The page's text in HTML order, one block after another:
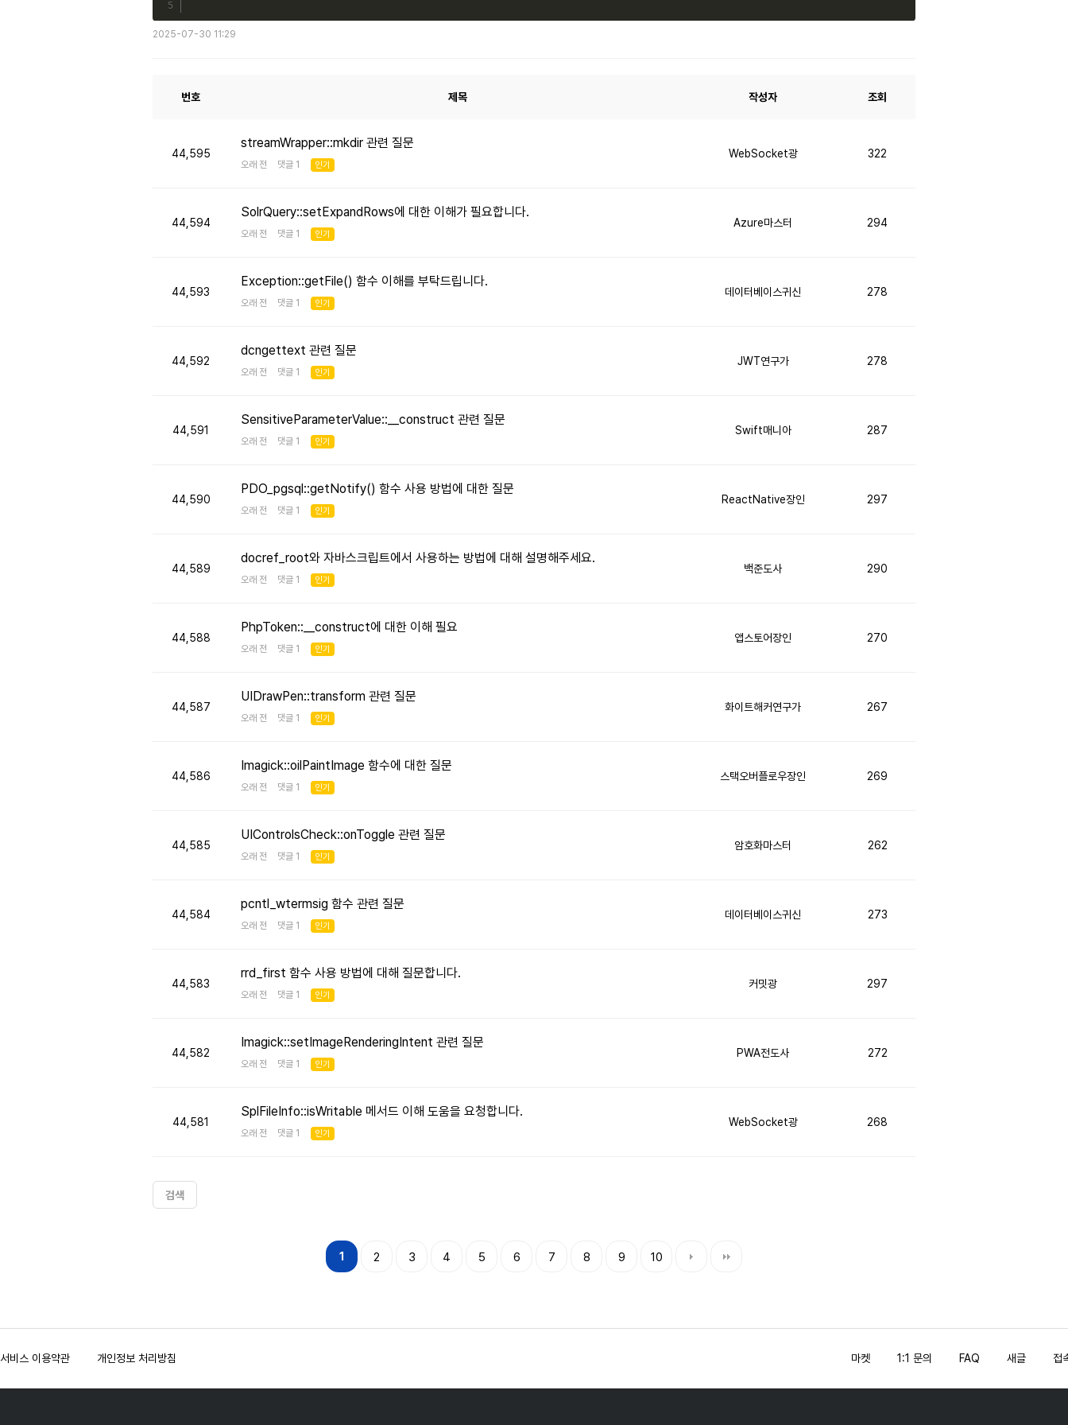
2025-07-30 11:29
번호 제목 작성자 조회
44,595
streamWrapper::mkdir 관련 질문
오래 전 댓글 1 인기
WebSocket광 322
44,594
SolrQuery::setExpandRows에 대한 이해가 필요합니다.
오래 전 댓글 1 인기
Azure마스터 294
44,593
Exception::getFile() 함수 이해를 부탁드립니다.
오래 전 댓글 1 인기
데이터베이스귀신 278
44,592
dcngettext 관련 질문
오래 전 댓글 1 인기
JWT연구가 278
44,591
SensitiveParameterValue::__construct 관련 질문
오래 전 댓글 1 인기
Swift매니아 287
44,590
PDO_pgsql::getNotify() 함수 사용 방법에 대한 질문
오래 전 댓글 1 인기
ReactNative장인 297
44,589
docref_root와 자바스크립트에서 사용하는 방법에 대해 설명해주세요.
오래 전 댓글 1 인기
백준도사 290
44,588
PhpToken::__construct에 대한 이해 필요
오래 전 댓글 1 인기
앱스토어장인 270
44,587
UIDrawPen::transform 관련 질문
오래 전 댓글 1 인기
화이트해커연구가 267
44,586
Imagick::oilPaintImage 함수에 대한 질문
오래 전 댓글 1 인기
스택오버플로우장인 269
44,585
UIControlsCheck::onToggle 관련 질문
오래 전 댓글 1 인기
암호화마스터 262
44,584
pcntl_wtermsig 함수 관련 질문
오래 전 댓글 1 인기
데이터베이스귀신 273
44,583
rrd_first 함수 사용 방법에 대해 질문합니다.
오래 전 댓글 1 인기
커밋광 297
44,582
Imagick::setImageRenderingIntent 관련 질문
오래 전 댓글 1 인기
PWA전도사 272
44,581
SplFileInfo::isWritable 메서드 이해 도움을 요청합니다.
오래 전 댓글 1 인기
WebSocket광 268
검색
1 2 3 4 5 6 7 8 9 10
맨끝
서비스 이용약관 개인정보 처리방침 마켓 1:1 문의 FAQ 새글 접